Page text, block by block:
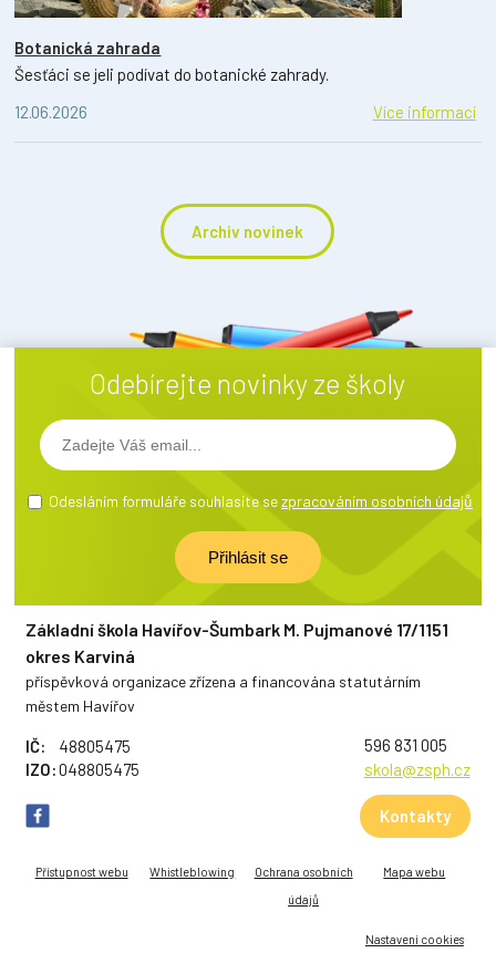
Botanická zahrada
Šesťáci se jeli podívat do botanické zahrady.
12.06.2026
Více informací
Archiv novinek
Odebírejte novinky ze školy
Odesláním formuláře souhlasíte sezpracováním osobních údajů
Základní škola Havířov-Šumbark M. Pujmanové 17/1151
okres Karviná
příspěvková organizace zřízena a financována statutárním
městem Havířov
IČ:
48805475
IZO:048805475
596 831 005
skola@zsph.cz
Kontakty
Přístupnost webu Whistleblowing
Ochrana osobních
údajů
Mapa webu
Nastavení cookies